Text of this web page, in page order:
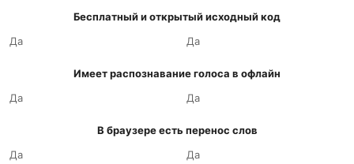
Бесплатный и открытый исходный код
Да
Да
Имеет распознавание голоса в офлайн
Да
Да
В браузере есть перенос слов
Да
Да